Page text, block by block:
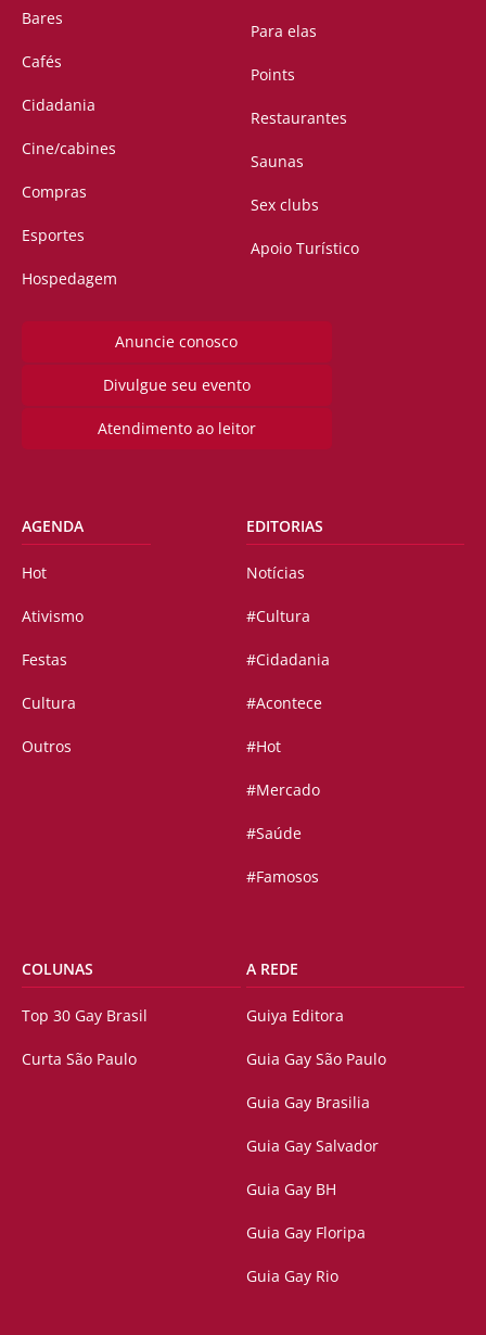
Bares
Cafés
Cidadania
Cine/cabines
Compras
Esportes
Hospedagem
Para elas
Points
Restaurantes
Saunas
Sex clubs
Apoio Turístico
Anuncie conosco
Divulgue seu evento
Atendimento ao leitor
AGENDA
Hot
Ativismo
Festas
Cultura
Outros
EDITORIAS
Notícias
#Cultura
#Cidadania
#Acontece
#Hot
#Mercado
#Saúde
#Famosos
COLUNAS
Top 30 Gay Brasil
Curta São Paulo
A REDE
Guiya Editora
Guia Gay São Paulo
Guia Gay Brasilia
Guia Gay Salvador
Guia Gay BH
Guia Gay Floripa
Guia Gay Rio